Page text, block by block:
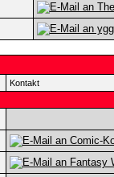
Kontakt